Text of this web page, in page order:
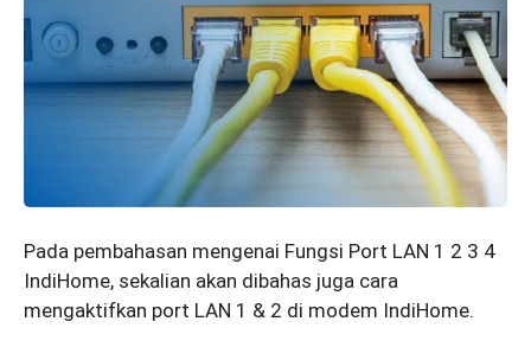
Pada pembahasan mengenai Fungsi Port LAN 1 2 3 4
IndiHome, sekalian akan dibahas juga cara
mengaktifkan port LAN 1 & 2 di modem IndiHome.